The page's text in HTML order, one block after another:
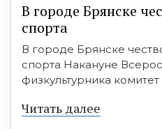
В городе Брянске
спорта
В городе Брянске
спорта Накануне
физкультурника комитет
Читать далее